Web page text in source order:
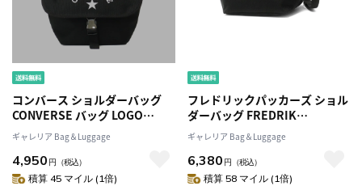
コンバース ショルダーバッグ
CONVERSE バッグ LOGO
PRINT FLAP BAG ミニショルダ
ーバッグ レディース 斜めがけ
カジュアル 14561700
ギャレリア Bag＆Luggage
4,950 円 （税込）
積算 45 マイル (1倍)
フレドリックパッカーズ ショル
ダーバッグ FREDRIK
PACKERS ショルダー FAM
SHOULDER 斜めがけ 小さめ コ
ンパクト Mサイズ 2.5L 日本製
シンプル メンズ レディース
ギャレリア Bag＆Luggage
6,380 円 （税込）
積算 58 マイル (1倍)